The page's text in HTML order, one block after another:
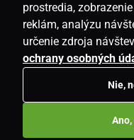
SK
prostredia,
reklám, analýzu
určenie zdroja
ochrany osobných
Nie,